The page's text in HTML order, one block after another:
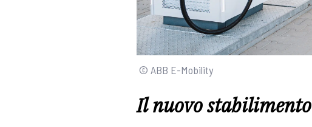
© ABB E-Mobility
Il nuovo stabilimento